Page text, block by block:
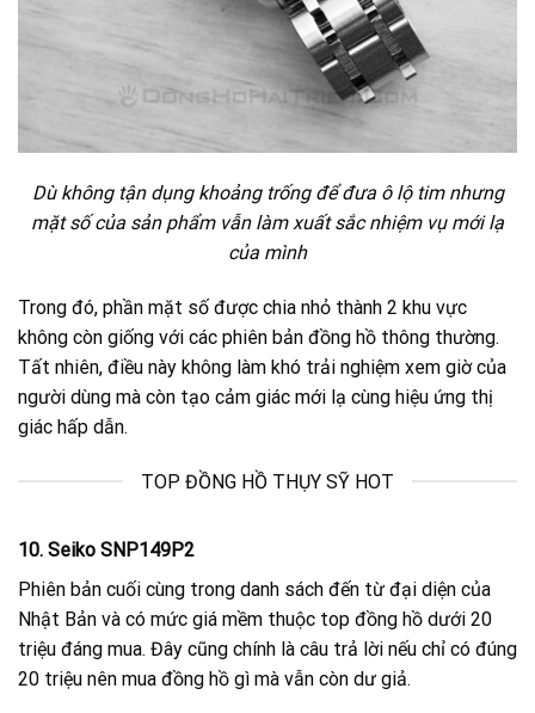
Dù không tận dụng khoảng trống để đưa ô lộ tim nhưng
mặt số của sản phẩm vẫn làm xuất sắc nhiệm vụ mới lạ
của mình
Trong đó, phần mặt số được chia nhỏ thành 2 khu vực
không còn giống với các phiên bản đồng hồ thông thường.
Tất nhiên, điều này không làm khó trải nghiệm xem giờ của
người dùng mà còn tạo cảm giác mới lạ cùng hiệu ứng thị
giác hấp dẫn.
TOP ĐỒNG HỒ THỤY SỸ HOT
10. Seiko SNP149P2
Phiên bản cuối cùng trong danh sách đến từ đại diện của
Nhật Bản và có mức giá mềm thuộc top đồng hồ dưới 20
triệu đáng mua. Đây cũng chính là câu trả lời nếu chỉ có đúng
20 triệu nên mua đồng hồ gì mà vẫn còn dư giả.